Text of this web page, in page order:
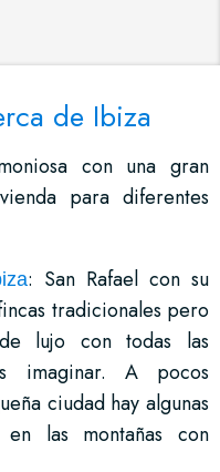
de Ibiza
con una gran
para diferentes
: San Rafael con su
tradicionales pero
lujo con todas las
imaginar. A pocos
ciudad hay algunas
las montañas con